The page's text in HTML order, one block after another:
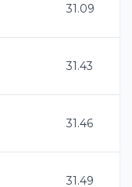
31.09
31.43
31.46
31.49